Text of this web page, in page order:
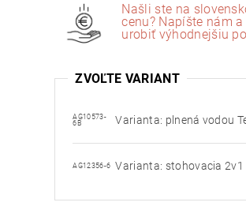
Našli ste na
cenu? Napíšte nám
urobiť výhodnejšiu
ZVOĽTE VARIANT
AG10573-
6B
Varianta: plnená vodou
AG12356-6 Varianta: stohovacia 2v1